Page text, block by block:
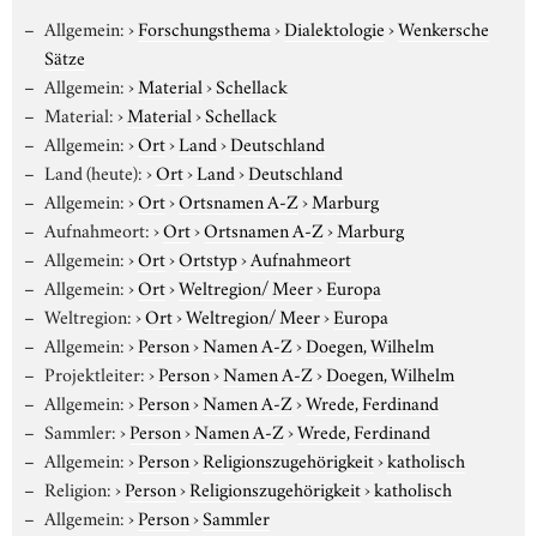
Allgemein:›Forschungsthema›Dialektologie›Wenkersche
Sätze
Allgemein:›Material›Schellack
Material:›Material›Schellack
Allgemein:›Ort›Land›Deutschland
Land (heute):›Ort›Land›Deutschland
Allgemein:›Ort›Ortsnamen A-Z›Marburg
Aufnahmeort:›Ort›Ortsnamen A-Z›Marburg
Allgemein:›Ort›Ortstyp›Aufnahmeort
Allgemein:›Ort›Weltregion/ Meer›Europa
Weltregion:›Ort›Weltregion/ Meer›Europa
Allgemein:›Person›Namen A-Z›Doegen, Wilhelm
Projektleiter:›Person›Namen A-Z›Doegen, Wilhelm
Allgemein:›Person›Namen A-Z›Wrede, Ferdinand
Sammler:›Person›Namen A-Z›Wrede, Ferdinand
Allgemein:›Person›Religionszugehörigkeit›katholisch
Religion:›Person›Religionszugehörigkeit›katholisch
Allgemein:›Person›Sammler